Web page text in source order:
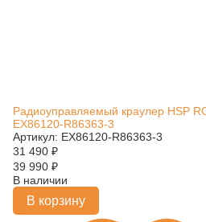
Радиоуправляемый краулер HSP
EX86120-R86363-3
Артикул: EX86120-R86363-3
31 490 ₽
39 990 ₽
В наличии
В корзину